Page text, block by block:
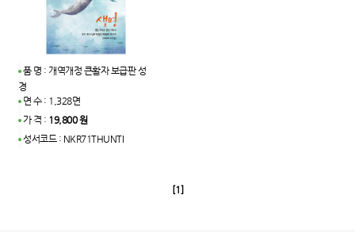
품 명 : 개역개정 큰활자 보급판 성
경
면 수 : 1,328면
가 격 : 19,800 원
성서코드 : NKR71THUNTI
[1]